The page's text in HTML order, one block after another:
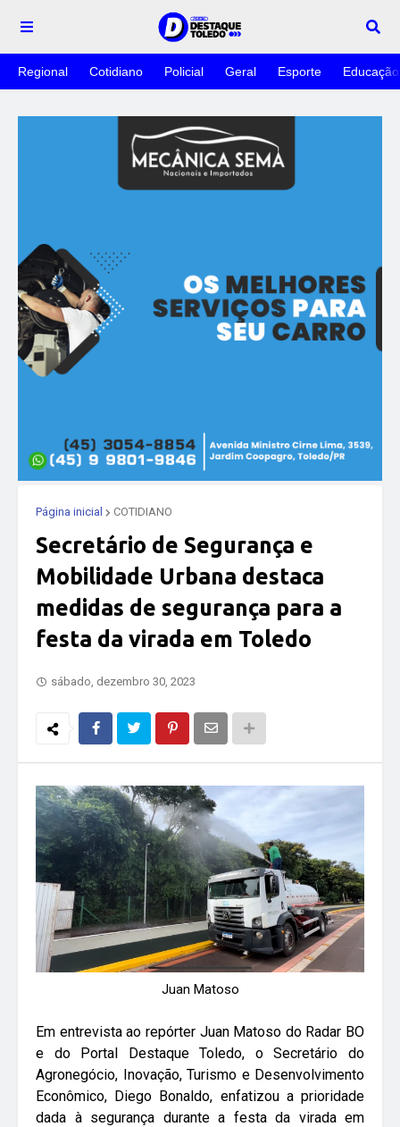
Regional Cotidiano Policial Geral Esporte Educação
Página inicial COTIDIANO
Secretário de Segurança e
Mobilidade Urbana destaca
medidas de segurança para a
festa da virada em Toledo
sábado, dezembro 30, 2023
Juan Matoso
Em entrevista ao repórter Juan Matoso do Radar BO
e do Portal Destaque Toledo, o Secretário do
Agronegócio, Inovação, Turismo e Desenvolvimento
Econômico, Diego Bonaldo, enfatizou a prioridade
dada à segurança durante a festa da virada em